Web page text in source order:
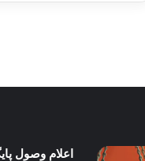
پای اعلام وصول